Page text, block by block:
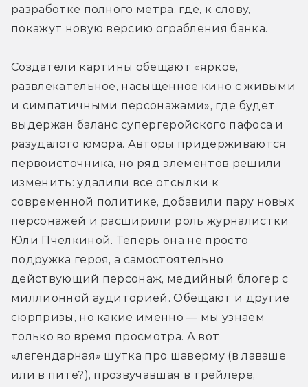
разработке полного метра, где, к слову,
покажут новую версию ограбления банка.
Создатели картины обещают «яркое,
развлекательное, насыщенное кино с живыми
и симпатичными персонажами», где будет
выдержан баланс супергеройского пафоса и
разудалого юмора. Авторы придерживаются
первоисточника, но ряд элементов решили
изменить: удалили все отсылки к
современной политике, добавили пару новых
персонажей и расширили роль журналистки
Юли Пчёлкиной. Теперь она не просто
подружка героя, а самостоятельно
действующий персонаж, медийный блогер с
миллионной аудиторией. Обещают и другие
сюрпризы, но какие именно — мы узнаем
только во время просмотра. А вот
«легендарная» шутка про шаверму (в лаваше
или в пите?), прозвучавшая в трейлере,